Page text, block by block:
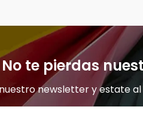
No te pierdas
newsletter y estate